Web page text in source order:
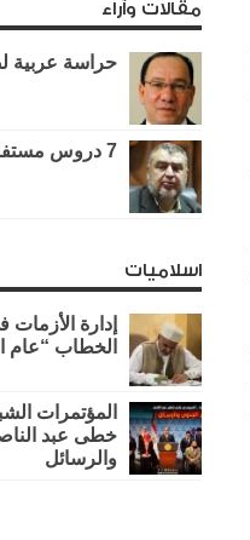
مقالات وآراء
حراسة عربية
7 دروس مستفادة من ثورة يناير
اسلاميات
إدارة
الخطاب “عام
المؤتمرات
خطى عبد
والرسائل